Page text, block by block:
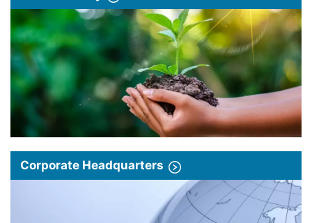
Corporate Headquarters